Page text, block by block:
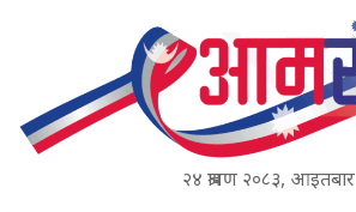
२४ श्रावण २०८३, आइतबार